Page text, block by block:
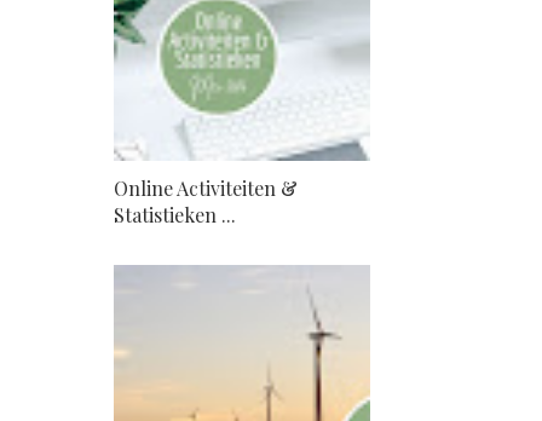
Online Activiteiten &
Statistieken ...